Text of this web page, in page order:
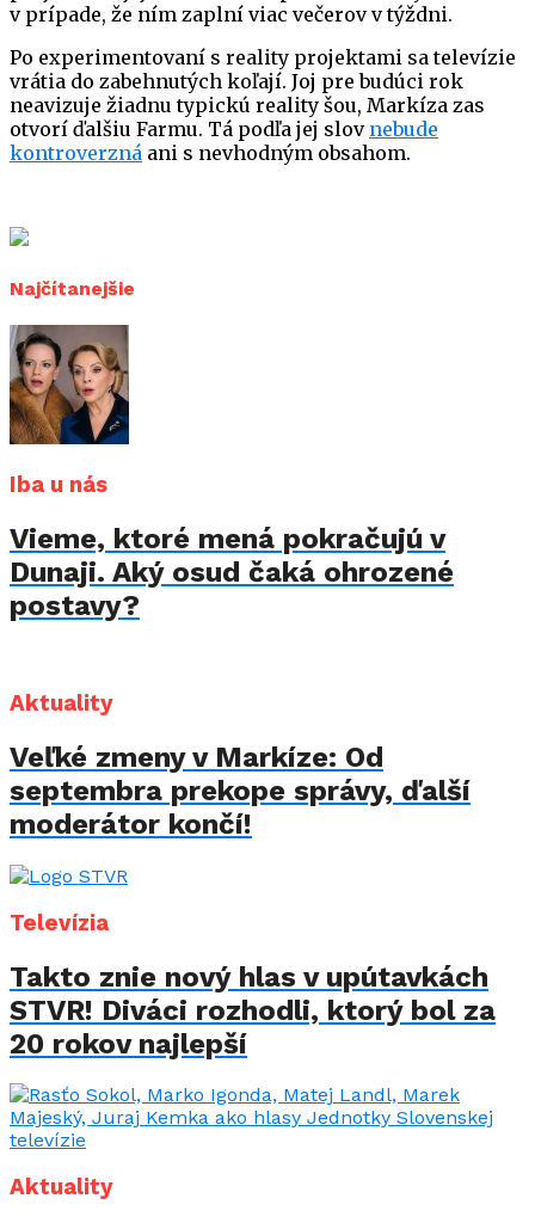
v prípade, že ním zaplní viac večerov v týždni.
Po experimentovaní s reality projektami sa televízie
vrátia do zabehnutých koľají. Joj pre budúci rok
neavizuje žiadnu typickú reality šou, Markíza zas
otvorí ďalšiu Farmu. Tá podľa jej slov nebude
kontroverzná ani s nevhodným obsahom.
Najčítanejšie
Iba u nás
Vieme, ktoré mená pokračujú v
Dunaji. Aký osud čaká ohrozené
postavy?
Aktuality
Veľké zmeny v Markíze: Od
septembra prekope správy, ďalší
moderátor končí!
Televízia
Takto znie nový hlas v upútavkách
STVR! Diváci rozhodli, ktorý bol za
20 rokov najlepší
Aktuality